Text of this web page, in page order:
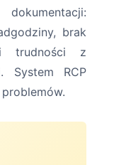
brak
trudności z
System RCP